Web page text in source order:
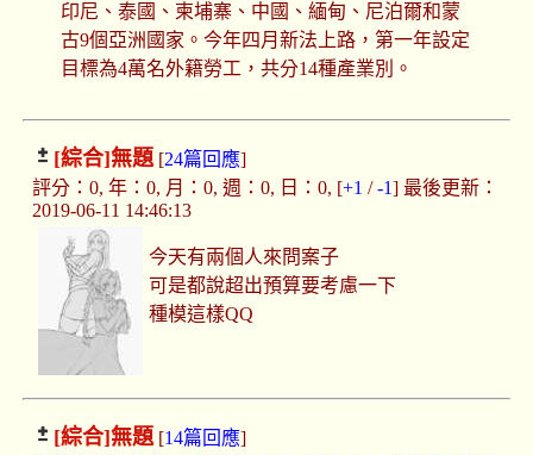
印尼、泰國、柬埔寨、中國、緬甸、尼泊爾和蒙
古9個亞洲國家。今年四月新法上路，第一年設定
目標為4萬名外籍勞工，共分14種產業別。
[綜合]無題[24篇回應]
評分：0, 年：0, 月：0, 週：0, 日：0, [+1 /-1] 最後更新：
2019-06-11 14:46:13
今天有兩個人來問案子
可是都說超出預算要考慮一下
種模這樣QQ
[綜合]無題[14篇回應]